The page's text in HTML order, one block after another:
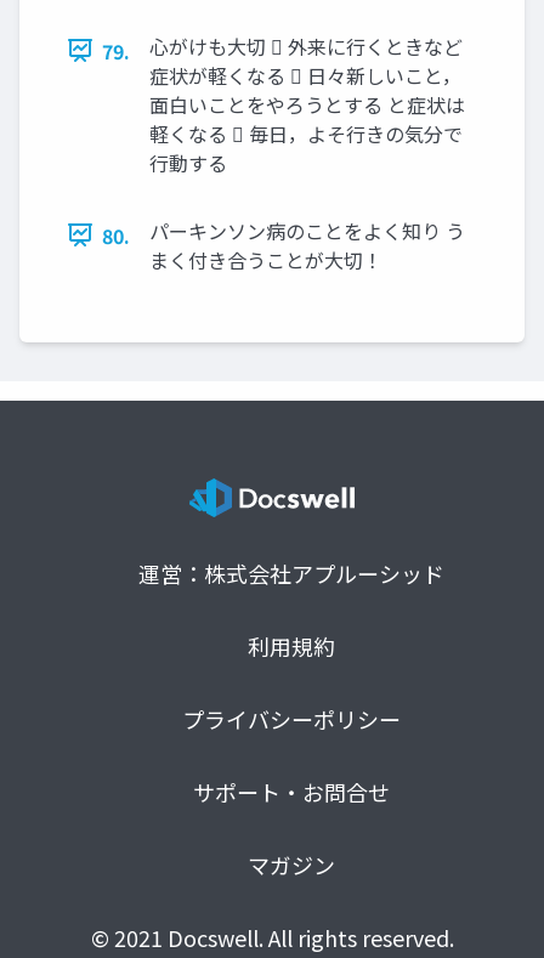
79.
心がけも大切  外来に行くときなど
症状が軽くなる  日々新しいこと，
面白いことをやろうとする と症状は
軽くなる  毎日，よそ行きの気分で
行動する
80.
パーキンソン病のことをよく知り う
まく付き合うことが大切！
運営：株式会社アプルーシッド
利用規約
プライバシーポリシー
サポート・お問合せ
マガジン
© 2021 Docswell. All rights reserved.